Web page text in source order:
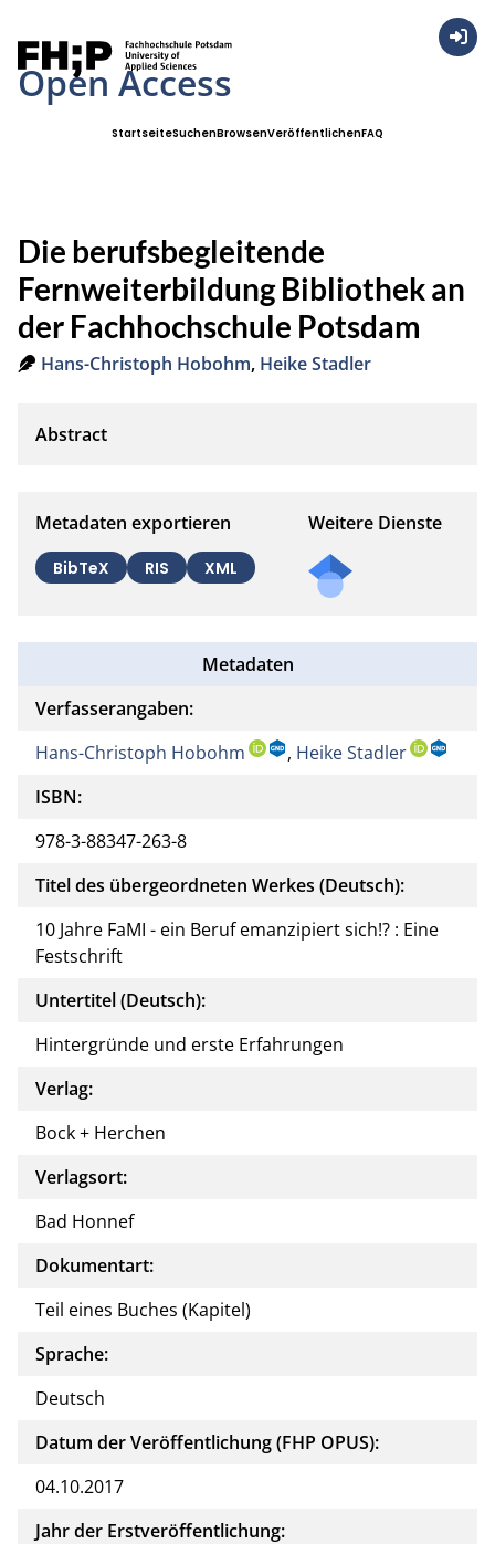
Open Access
StartseiteSuchenBrowsenVeröffentlichenFAQ
Die berufsbegleitende
Fernweiterbildung Bibliothek an
der Fachhochschule Potsdam
Hans-Christoph Hobohm, Heike Stadler
Metadaten exportieren
BibTeX RIS XML
Weitere Dienste
Metadaten
Verfasserangaben:
Hans-Christoph Hobohm
, Heike Stadler
ISBN:
978-3-88347-263-8
Titel des übergeordneten Werkes (Deutsch):
10 Jahre FaMI - ein Beruf emanzipiert sich!? : Eine
Festschrift
Untertitel (Deutsch):
Hintergründe und erste Erfahrungen
Verlag:
Bock + Herchen
Verlagsort:
Bad Honnef
Dokumentart:
Teil eines Buches (Kapitel)
Sprache:
Deutsch
Datum der Veröffentlichung (FHP OPUS):
04.10.2017
Jahr der Erstveröffentlichung: